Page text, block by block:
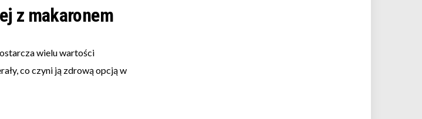
z makaronem
wielu wartości
co czyni ją zdrową opcją w